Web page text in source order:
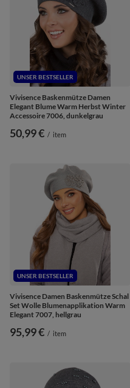
UNSER BESTSELLER
Vivisence Baskenmütze Damen
Elegant Blume Warm Herbst Winter
Accessoire 7006, dunkelgrau
50,99 € / item
UNSER BESTSELLER
Vivisence Damen Baskenmütze Schal
Set Wolle Blumenapplikation Warm
Elegant 7007, hellgrau
95,99 € / item